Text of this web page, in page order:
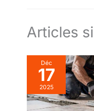
Articles
Déc
17
2025